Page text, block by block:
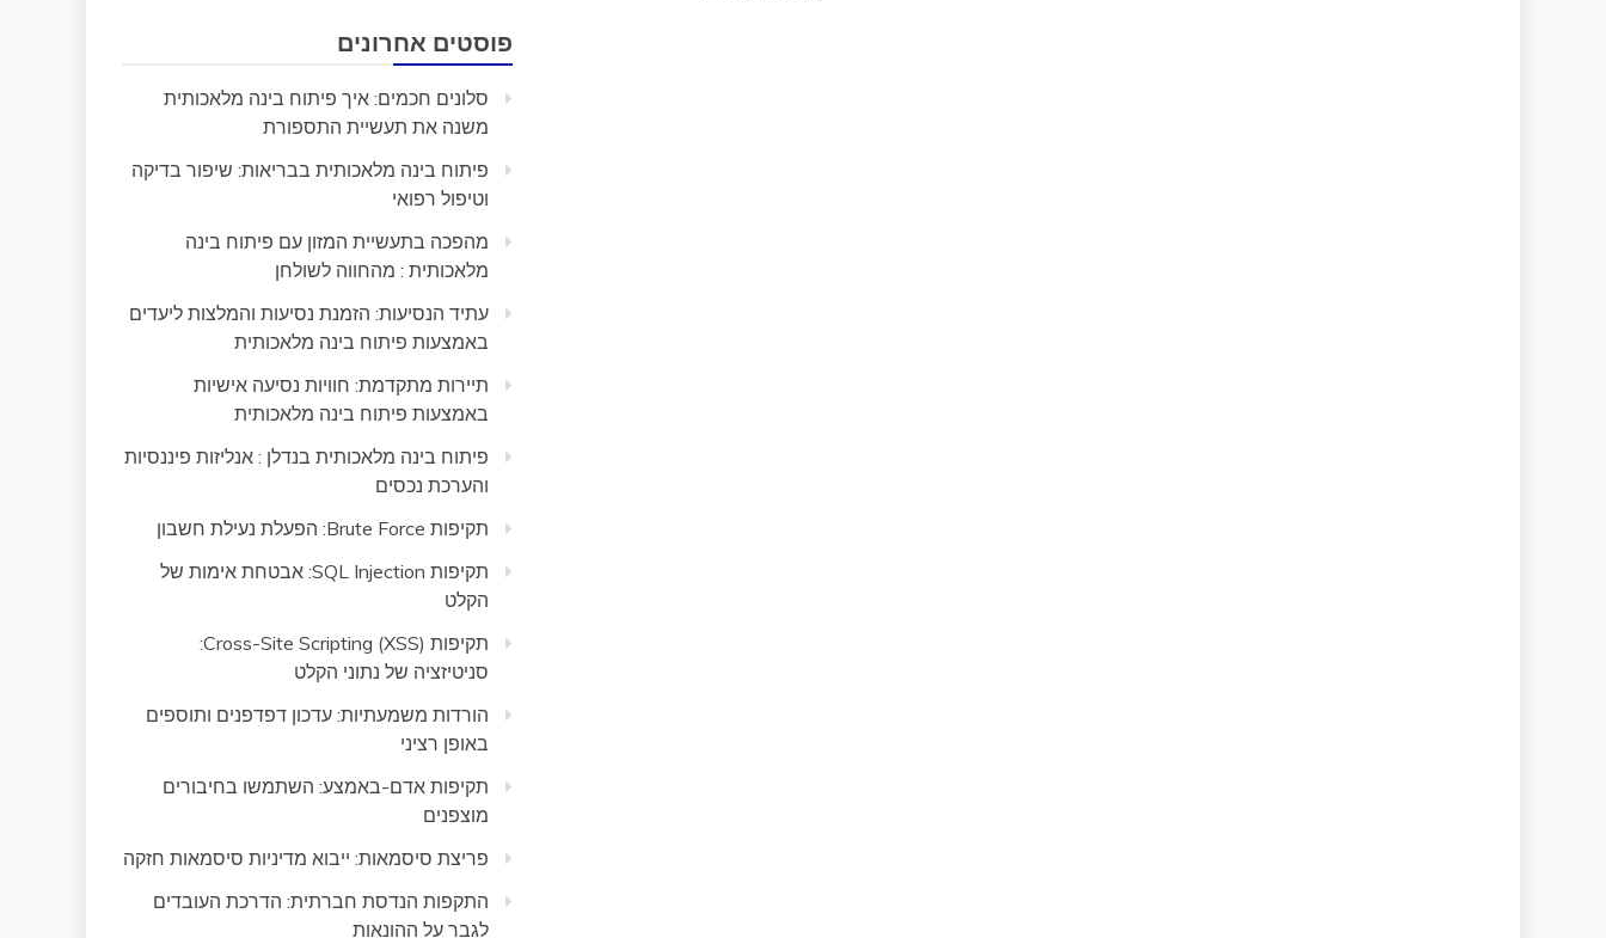
פוסטים אחרונים
סלונים חכמים: איך פיתוח בינה מלאכותית
משנה את תעשיית התספורת
פיתוח בינה מלאכותית בבריאות: שיפור בדיקה
וטיפול רפואי
מהפכה בתעשיית המזון עם פיתוח בינה
מלאכותית : מהחווה לשולחן
עתיד הנסיעות: הזמנת נסיעות והמלצות ליעדים
באמצעות פיתוח בינה מלאכותית
תיירות מתקדמת: חוויות נסיעה אישיות
באמצעות פיתוח בינה מלאכותית
פיתוח בינה מלאכותית בנדלן : אנליזות פיננסיות
והערכת נכסים
תקיפות Brute Force: הפעלת נעילת חשבון
תקיפות SQL Injection: אבטחת אימות של
הקלט
תקיפות Cross-Site Scripting (XSS):
סניטיזציה של נתוני הקלט
הורדות משמעתיות: עדכון דפדפנים ותוספים
באופן רציני
תקיפות אדם-באמצע: השתמשו בחיבורים
מוצפנים
פריצת סיסמאות: ייבוא מדיניות סיסמאות חזקה
התקפות הנדסת חברתית: הדרכת העובדים
לגבר על ההונאות